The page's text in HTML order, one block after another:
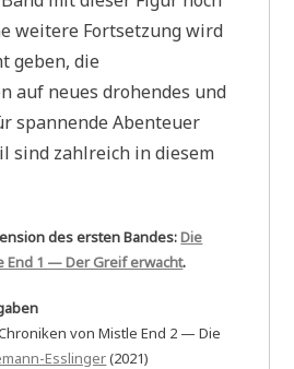
weitere Fortsetzung wird
geben, die
auf neues drohendes und
spannende Abenteuer
sind zahlreich in diesem
des ersten Bandes:Die
End 1 — Der Greif erwacht.
von Mistle End 2 — Die
Esslinger(2021)